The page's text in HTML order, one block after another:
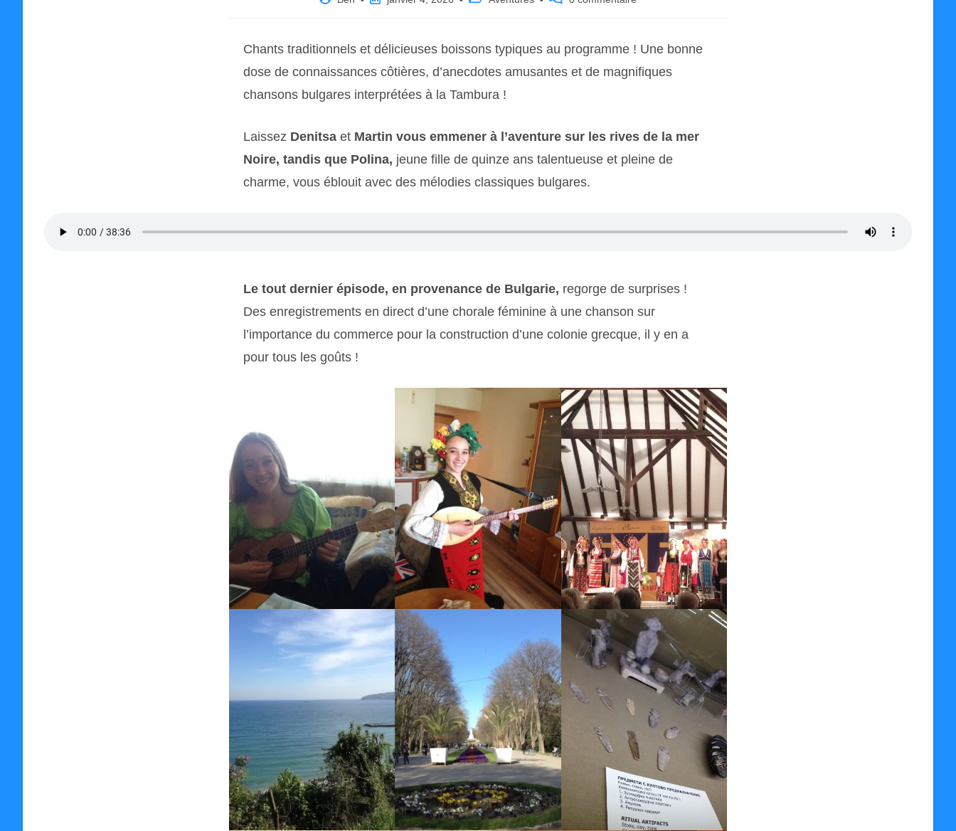
Chants traditionnels et délicieuses boissons typiques au programme ! Une bonne
dose de connaissances côtières, d’anecdotes amusantes et de magnifiques
chansons bulgares interprétées à la Tambura !
Laissez Denitsa et Martin vous emmener à l’aventure sur les rives de la mer
Noire, tandis que Polina, jeune fille de quinze ans talentueuse et pleine de
charme, vous éblouit avec des mélodies classiques bulgares.
Le tout dernier épisode, en provenance de Bulgarie, regorge de surprises !
Des enregistrements en direct d’une chorale féminine à une chanson sur
l’importance du commerce pour la construction d’une colonie grecque, il y en a
pour tous les goûts !